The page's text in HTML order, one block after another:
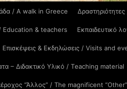
/ A walk in Greece
/ Education & teachers Εκπαιδευτικό
Επισκέψεις & Εκδηλώσεις / Visits and
– Διδακτικό Υλικό / Τeaching material
“Άλλος” / The magnificent “Other”